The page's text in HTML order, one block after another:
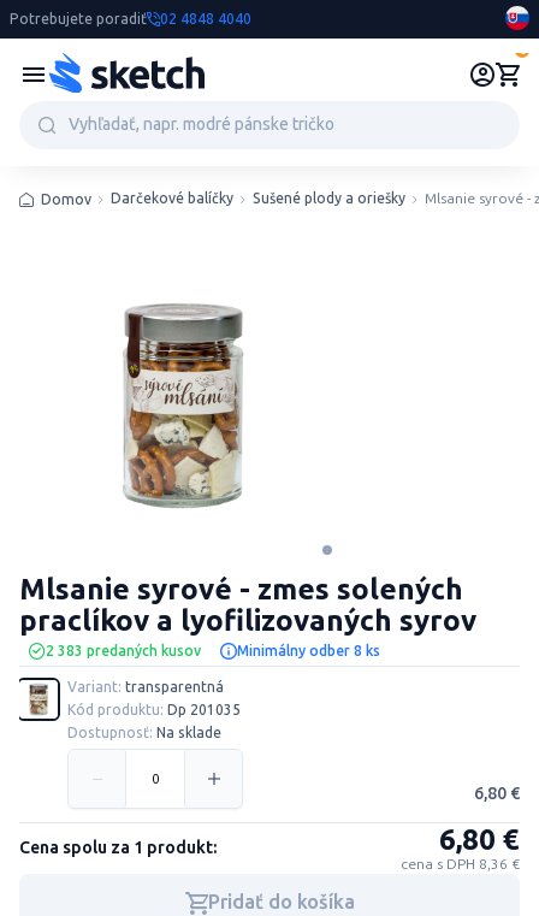
Potrebujete poradiť 02 4848 4040
Domov Darčekové balíčky Sušené plody a oriešky Mlsanie syrové
2 383 predaných kusov Minimálny odber 8 ks
Mlsanie syrové - zmes solených
praclíkov a lyofilizovaných syrov
Variant: transparentná
Kód produktu: Dp 201035
Dostupnosť: Na sklade
6,80 €
Cena spolu za 1 produkt: 6,80 €
cena s DPH 8,36 €
Pridať do košíka